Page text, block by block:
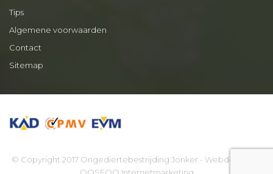
Tips
Algemene voorwaarden
Contact
Sitemap
© Copyright 2017 Ongediertebestrijding Jonker - Webdesign by